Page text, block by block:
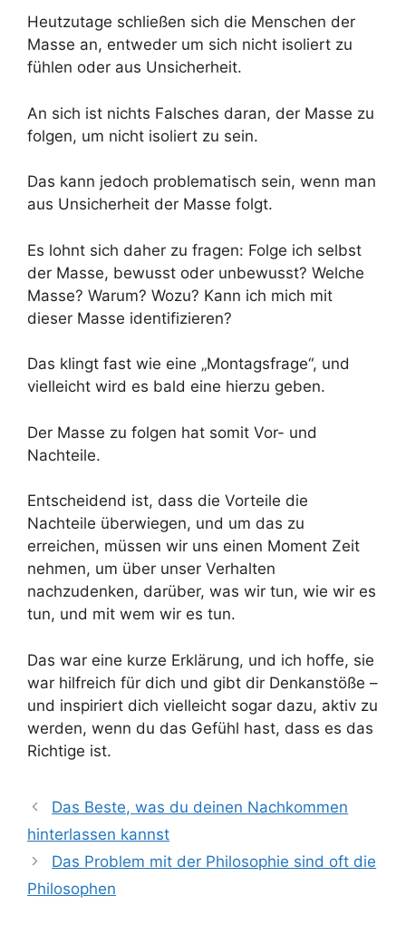
Heutzutage schließen sich die Menschen der
Masse an, entweder um sich nicht isoliert zu
fühlen oder aus Unsicherheit.
An sich ist nichts Falsches daran, der Masse zu
folgen, um nicht isoliert zu sein.
Das kann jedoch problematisch sein, wenn man
aus Unsicherheit der Masse folgt.
Es lohnt sich daher zu fragen: Folge ich selbst
der Masse, bewusst oder unbewusst? Welche
Masse? Warum? Wozu? Kann ich mich mit
dieser Masse identifizieren?
Das klingt fast wie eine „Montagsfrage“, und
vielleicht wird es bald eine hierzu geben.
Der Masse zu folgen hat somit Vor- und
Nachteile.
Entscheidend ist, dass die Vorteile die
Nachteile überwiegen, und um das zu
erreichen, müssen wir uns einen Moment Zeit
nehmen, um über unser Verhalten
nachzudenken, darüber, was wir tun, wie wir es
tun, und mit wem wir es tun.
Das war eine kurze Erklärung, und ich hoffe, sie
war hilfreich für dich und gibt dir Denkanstöße –
und inspiriert dich vielleicht sogar dazu, aktiv zu
werden, wenn du das Gefühl hast, dass es das
Richtige ist.
Das Beste, was du deinen Nachkommen
hinterlassen kannst
Das Problem mit der Philosophie sind oft die
Philosophen